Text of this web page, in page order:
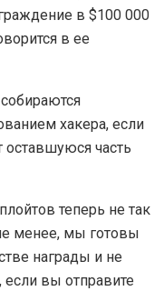
в $100 000
в ее
хакера, если
часть
теперь не так
менее, мы готовы
награды и не
вы отправите